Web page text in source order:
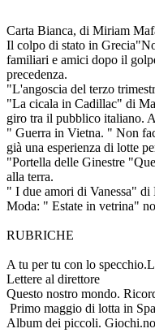
Carta Bianca, di Miriam
Il colpo di stato in
familiari e amici dopo il
precedenza.
"L'angoscia del terzo
"La cicala in Cadillac" di
giro tra il pubblico italiano.
" Guerra in Vietna. " Non
già una esperienza di lotte
"Portella delle Ginestre
alla terra.
" I due amori di Vanessa"
Moda: " Estate in vetrina"
RUBRICHE
A tu per tu con lo
Lettere al direttore
Questo nostro mondo.
Primo maggio di lotta in
Album dei piccoli.